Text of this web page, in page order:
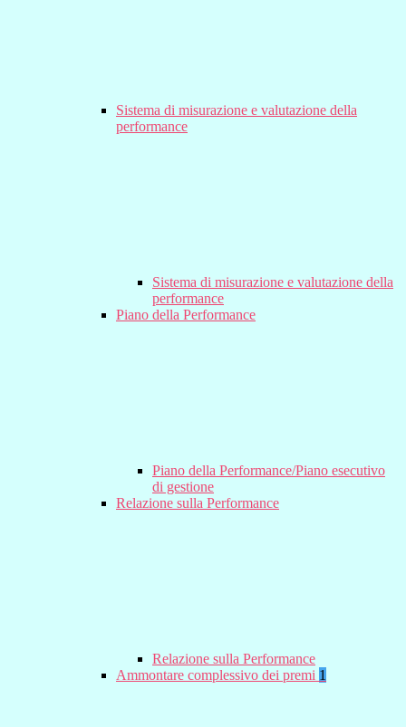
Sistema di misurazione e valutazione della
performance
Sistema di misurazione e valutazione della
performance
Piano della Performance
Piano della Performance/Piano esecutivo
di gestione
Relazione sulla Performance
Relazione sulla Performance
Ammontare complessivo dei premi 1